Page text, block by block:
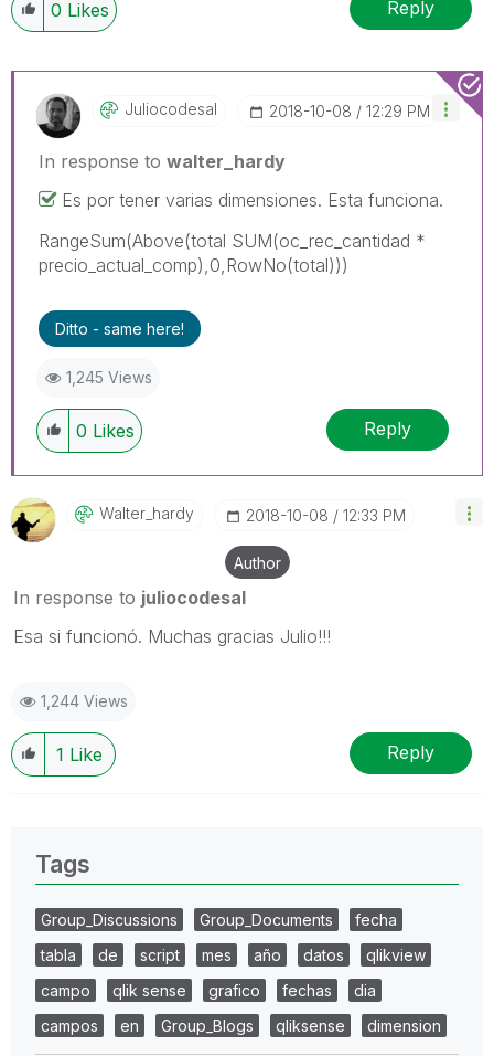
0 Likes Reply
Juliocodesal ‎2018-10-08 12:29 PM
In response to walter_hardy
Es por tener varias dimensiones. Esta funciona.
RangeSum(Above(total SUM(oc_rec_cantidad *
precio_actual_comp),0,RowNo(total)))
Ditto - same here!
1,245 Views
0 Likes Reply
Walter_hardy ‎2018-10-08 12:33 PM
Author
In response to juliocodesal
Esa si funcionó. Muchas gracias Julio!!!
1,244 Views
1 Like Reply
Tags
Group_Discussions Group_Documents
fecha
tabla
de script mes año datos
qlikview
campo
qlik sense grafico fechas
dia
campos
en Group_Blogs qliksense dimension